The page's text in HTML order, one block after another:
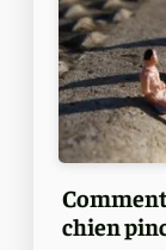
chien